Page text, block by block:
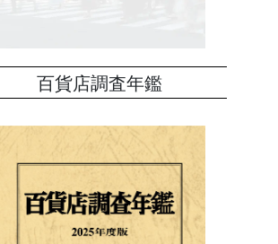
百貨店調査年鑑